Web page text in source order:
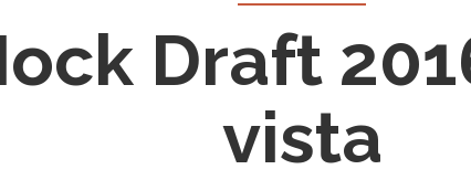
Draft
vista